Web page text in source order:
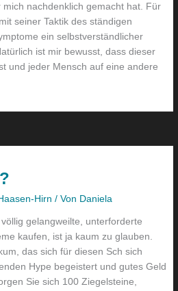
nachdenklich gemacht hat. Für
seiner Taktik des ständigen
ein selbstverständlicher
ist mir bewusst, dass dieser
und jeder Mensch auf eine andere
Hirn / Von Daniela
gelangweilte, unterforderte
kaufen, ist ja kaum zu glauben.
das sich für diesen Sch sich
Hype begeistert und gutes Geld
Sie sich 100 Ziegelsteine,